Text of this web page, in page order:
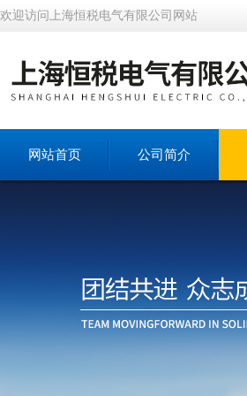
欢迎访问上海恒税电气有限公司网站
网站首页 公司简介